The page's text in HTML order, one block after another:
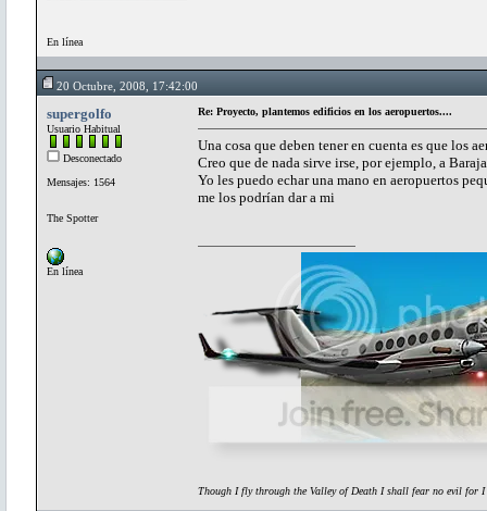
En línea
20 Octubre, 2008, 17:42:00
supergolfo
Usuario Habitual
Desconectado
Mensajes: 1564
The Spotter
En línea
Re: Proyecto, plantemos edificios en los aeropuertos....
Una cosa que deben tener en cuenta es que los
Creo que de nada sirve irse, por ejemplo, a
Yo les puedo echar una mano en aeropuertos
me los podrían dar a mi
Though I fly through the Valley of Death I shall fear no evil for